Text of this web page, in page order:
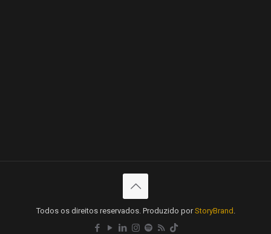
Todos os direitos reservados. Produzido porStoryBrand .